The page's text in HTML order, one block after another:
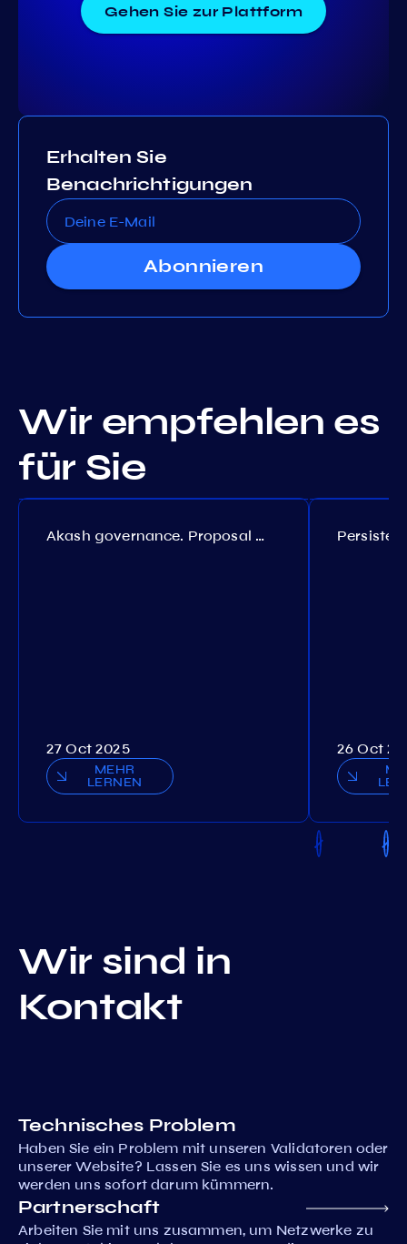
Gehen Sie zur Plattform
Erhalten Sie
Benachrichtigungen
Abonnieren
Wir empfehlen es
für Sie
Akash governance. Proposal №308
27 Oct 2025
MEHR
LERNEN
26 Oct
Wir sind in
Kontakt
Technisches Problem
Haben Sie ein Problem mit unseren Validatoren oder
unserer Website? Lassen Sie es uns wissen und wir
werden uns sofort darum kümmern.
Partnerschaft
Arbeiten Sie mit uns zusammen, um Netzwerke zu